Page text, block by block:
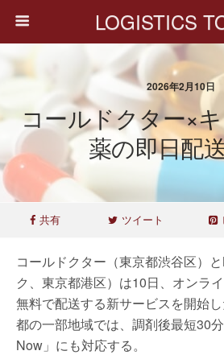
LOGISTICS
2026年2月10日
コールドクター×
薬の即日配
共有 ツイート
コールドクター（東京都渋谷区）
ク、東京都港区）は10日、オンラ
無料で配送する新サービスを開始
都の一部地域では、調剤後最短30
Now」にも対応する。